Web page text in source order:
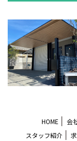
HOME 会
スタッフ紹介